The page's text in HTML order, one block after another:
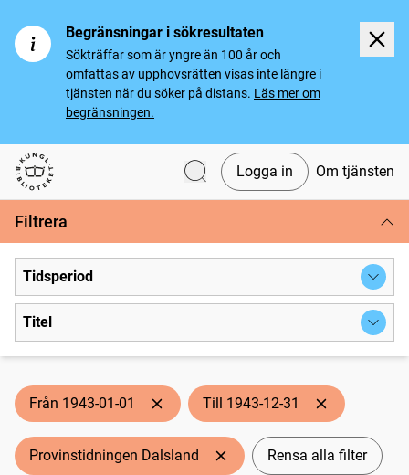
Begränsningar i sökresultaten
Sökträffar som är yngre än 100 år och
omfattas av upphovsrätten visas inte längre i
tjänsten när du söker på distans. Läs mer om
begränsningen.
Svenska tidningar
Logga in Om tjänsten
Filtrera
Tidsperiod
Titel
Från 1943-01-01 Till 1943-12-31
Provinstidningen Dalsland Rensa alla filter